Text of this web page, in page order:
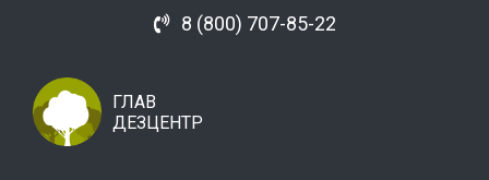
8 (800) 707-85-22
ГЛАВ
ДЕЗЦЕНТР